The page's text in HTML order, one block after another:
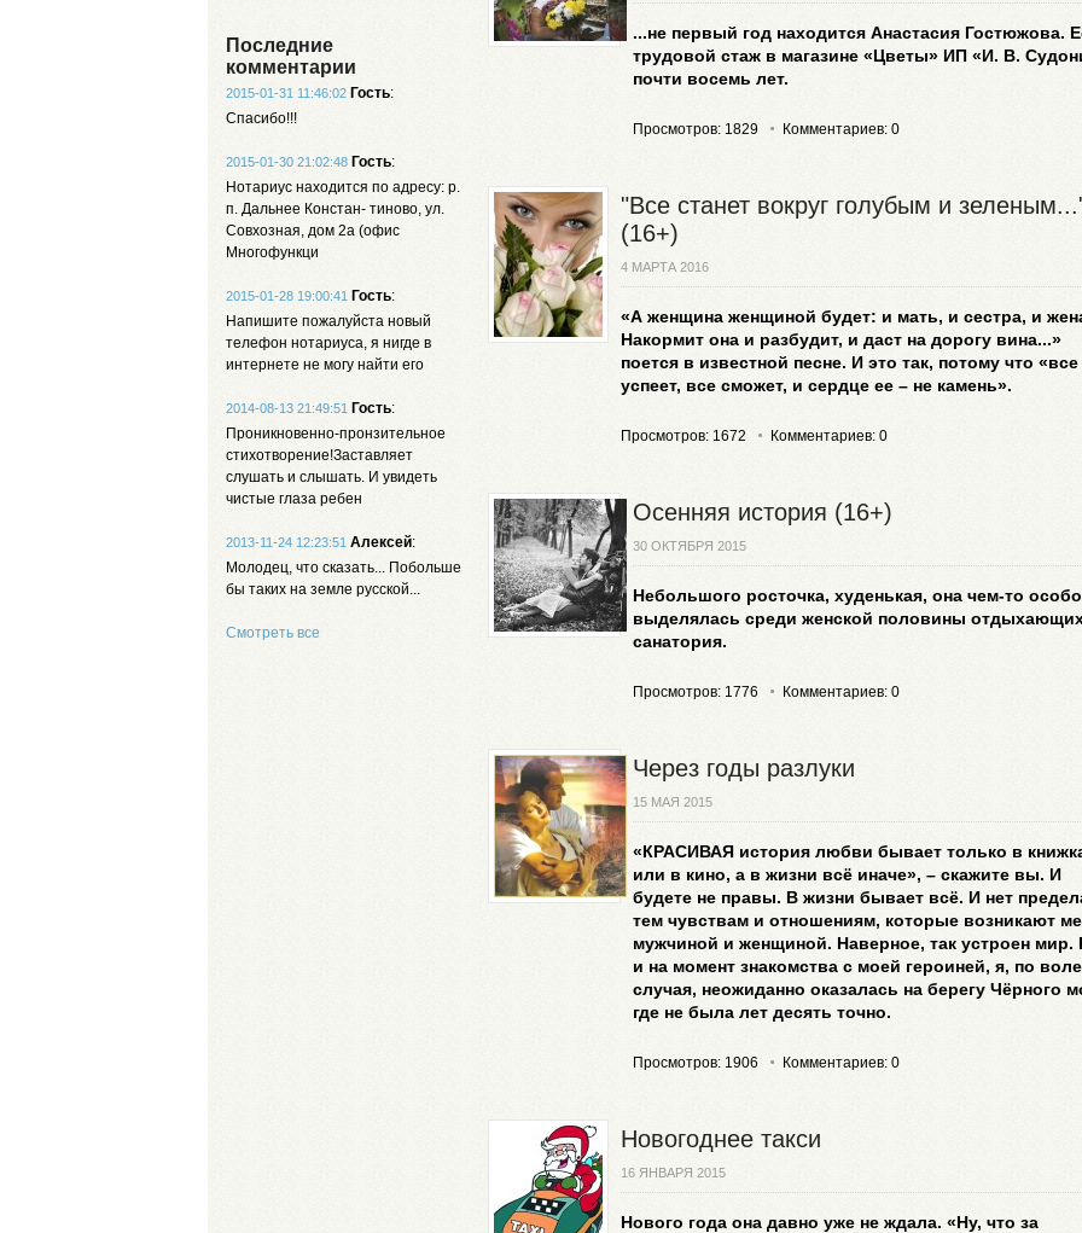
Последние
комментарии
2015-01-31 11:46:02 Гость:
Спасибо!!!
2015-01-30 21:02:48 Гость:
Нотариус находится по адресу: р.
п. Дальнее Констан- тиново, ул.
Совхозная, дом 2а (офис
Многофункци
2015-01-28 19:00:41 Гость:
Напишите пожалуйста новый
телефон нотариуса, я нигде в
интернете не могу найти его
2014-08-13 21:49:51 Гость:
Проникновенно-пронзительное
стихотворение!Заставляет
слушать и слышать. И увидеть
чистые глаза ребен
2013-11-24 12:23:51 Алексей:
Молодец, что сказать... Побольше
бы таких на земле русской...
Смотреть все
...не первый год находится Анастасия Гостюжова.
трудовой стаж в магазине «Цветы» ИП «И. В.
почти восемь лет.
Просмотров: 1829 Комментариев: 0
"Все станет вокруг голубым и
(16+)
4 МАРТА 2016
«А женщина женщиной будет: и мать, и сестра, и
Накормит она и разбудит, и даст на дорогу вина...»
поется в известной песне. И это так, потому что «все
успеет, все сможет, и сердце ее – не камень».
Просмотров: 1672 Комментариев: 0
Осенняя история (16+)
30 ОКТЯБРЯ 2015
Небольшого росточка, худенькая, она чем-то особо
выделялась среди женской половины
санатория.
Просмотров: 1776 Комментариев: 0
Через годы разлуки
15 МАЯ 2015
«КРАСИВАЯ история любви бывает только в
или в кино, а в жизни всё иначе», – скажите вы. И
будете не правы. В жизни бывает всё. И нет
тем чувствам и отношениям, которые возникают
мужчиной и женщиной. Наверное, так устроен мир.
и на момент знакомства с моей героиней, я, по воле
случая, неожиданно оказалась на берегу Чёрного
где не была лет десять точно.
Просмотров: 1906 Комментариев: 0
Новогоднее такси
16 ЯНВАРЯ 2015
Нового года она давно уже не ждала. «Ну, что за